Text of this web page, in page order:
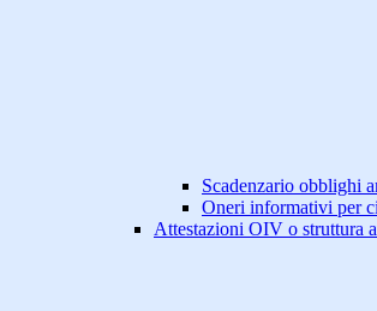
Scadenzario obblighi
Oneri informativi per
Attestazioni OIV o struttura